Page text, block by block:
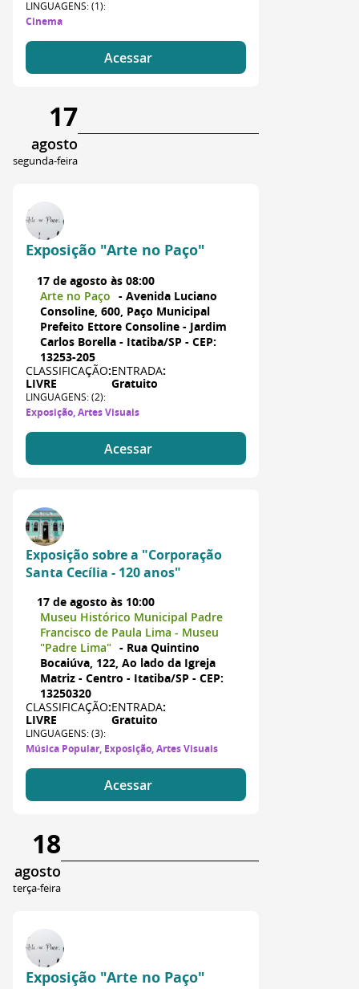
LINGUAGENS: (1):
Cinema
Acessar
17
agosto
segunda-feira
Exposição "Arte no Paço"
17 de agosto às 08:00
Arte no Paço - Avenida Luciano
Consoline, 600, Paço Municipal
Prefeito Ettore Consoline - Jardim
Carlos Borella - Itatiba/SP - CEP:
13253-205
CLASSIFICAÇÃO:
LIVRE
ENTRADA:
Gratuito
LINGUAGENS: (2):
Exposição, Artes Visuais
Acessar
Exposição sobre a "Corporação
Santa Cecília - 120 anos"
17 de agosto às 10:00
Museu Histórico Municipal Padre
Francisco de Paula Lima - Museu
"Padre Lima" - Rua Quintino
Bocaiúva, 122, Ao lado da Igreja
Matriz - Centro - Itatiba/SP - CEP:
13250320
CLASSIFICAÇÃO:
LIVRE
ENTRADA:
Gratuito
LINGUAGENS: (3):
Música Popular, Exposição, Artes Visuais
Acessar
18
agosto
terça-feira
Exposição "Arte no Paço"